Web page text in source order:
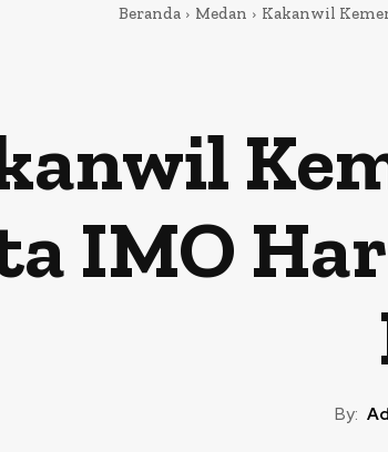
Beranda Medan Kakanwil
IMO
By: